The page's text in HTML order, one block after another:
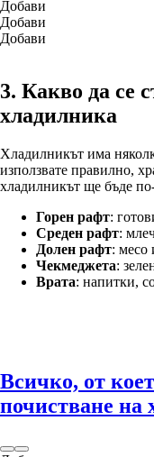
Добави
Добави
Добави
3. Какво да се
хладилника
Хладилникът има
използвате правилно,
хладилникът ще бъде
Горен рафт:
Среден рафт:
Долен рафт: месо
Чекмеджета:
Врата: напитки,
Всичко, от
почистване на